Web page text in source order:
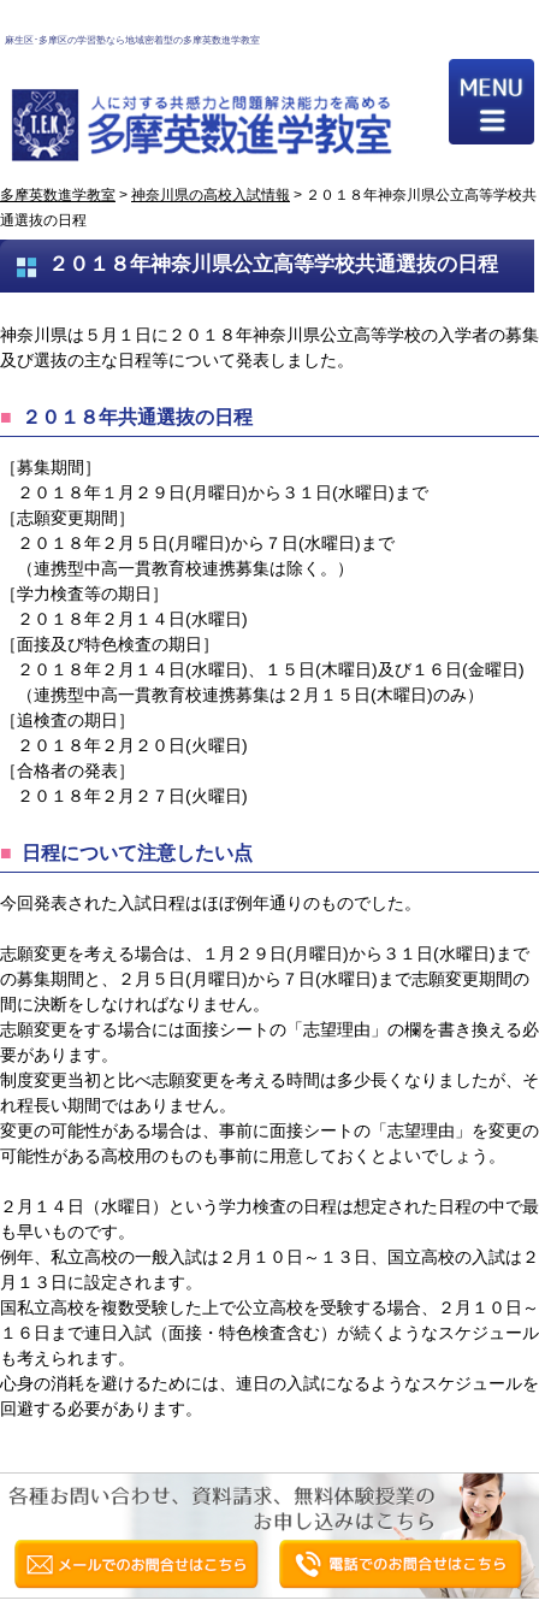
麻生区･多摩区の学習塾なら地域密着型の多摩英数進学教室
多摩英数進学教室 > 神奈川県の高校入試情報 > ２０１８年神奈川県公立高等学校共
通選抜の日程
２０１８年神奈川県公立高等学校共通選抜の日程
神奈川県は５月１日に２０１８年神奈川県公立高等学校の入学者の募集
及び選抜の主な日程等について発表しました。
２０１８年共通選抜の日程
［募集期間］
２０１８年１月２９日(月曜日)から３１日(水曜日)まで
［志願変更期間］
２０１８年２月５日(月曜日)から７日(水曜日)まで
（連携型中高一貫教育校連携募集は除く。）
［学力検査等の期日］
２０１８年２月１４日(水曜日)
［面接及び特色検査の期日］
２０１８年２月１４日(水曜日)、１５日(木曜日)及び１６日(金曜日)
（連携型中高一貫教育校連携募集は２月１５日(木曜日)のみ）
［追検査の期日］
２０１８年２月２０日(火曜日)
［合格者の発表］
２０１８年２月２７日(火曜日)
日程について注意したい点
今回発表された入試日程はほぼ例年通りのものでした。
志願変更を考える場合は、１月２９日(月曜日)から３１日(水曜日)まで
の募集期間と、２月５日(月曜日)から７日(水曜日)まで志願変更期間の
間に決断をしなければなりません。
志願変更をする場合には面接シートの「志望理由」の欄を書き換える必
要があります。
制度変更当初と比べ志願変更を考える時間は多少長くなりましたが、そ
れ程長い期間ではありません。
変更の可能性がある場合は、事前に面接シートの「志望理由」を変更の
可能性がある高校用のものも事前に用意しておくとよいでしょう。
２月１４日（水曜日）という学力検査の日程は想定された日程の中で最
も早いものです。
例年、私立高校の一般入試は２月１０日～１３日、国立高校の入試は２
月１３日に設定されます。
国私立高校を複数受験した上で公立高校を受験する場合、２月１０日～
１６日まで連日入試（面接・特色検査含む）が続くようなスケジュール
も考えられます。
心身の消耗を避けるためには、連日の入試になるようなスケジュールを
回避する必要があります。